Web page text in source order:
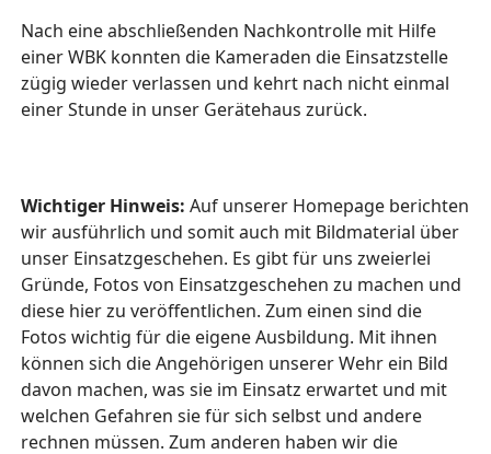
Nach eine abschließenden Nachkontrolle mit Hilfe
einer WBK konnten die Kameraden die Einsatzstelle
zügig wieder verlassen und kehrt nach nicht einmal
einer Stunde in unser Gerätehaus zurück.
Wichtiger Hinweis: Auf unserer Homepage berichten
wir ausführlich und somit auch mit Bildmaterial über
unser Einsatzgeschehen. Es gibt für uns zweierlei
Gründe, Fotos von Einsatzgeschehen zu machen und
diese hier zu veröffentlichen. Zum einen sind die
Fotos wichtig für die eigene Ausbildung. Mit ihnen
können sich die Angehörigen unserer Wehr ein Bild
davon machen, was sie im Einsatz erwartet und mit
welchen Gefahren sie für sich selbst und andere
rechnen müssen. Zum anderen haben wir die